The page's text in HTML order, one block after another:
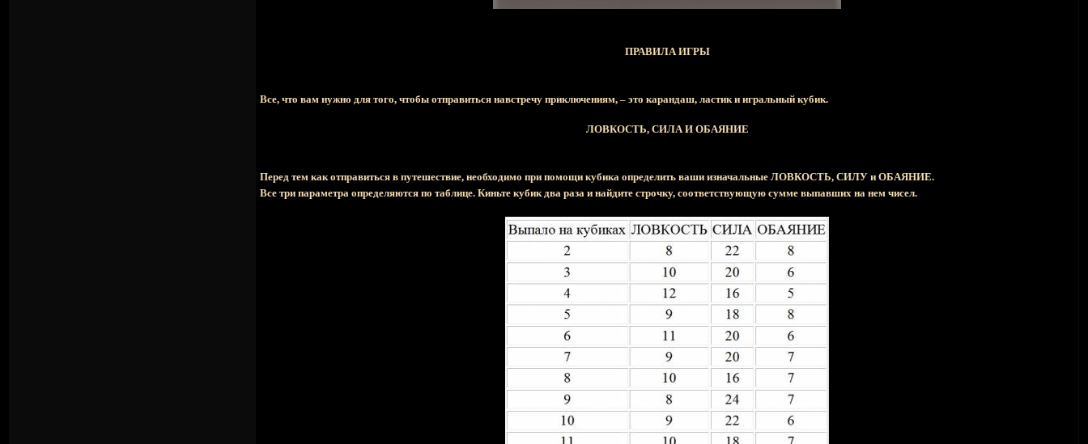
ПРАВИЛА ИГРЫ
Все, что вам нужно для того, чтобы отправиться навстречу приключениям, – это карандаш, ластик и игральный кубик.
ЛОВКОСТЬ, СИЛА И ОБАЯНИЕ
Перед тем как отправиться в путешествие, необходимо при помощи кубика определить ваши изначальные ЛОВКОСТЬ, СИЛУ и ОБАЯНИЕ.
Все три параметра определяются по таблице. Киньте кубик два раза и найдите строчку, соответствующую сумме выпавших на нем чисел.